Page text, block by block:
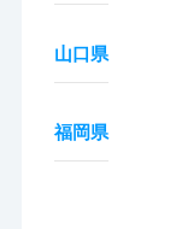
山口県
福岡県